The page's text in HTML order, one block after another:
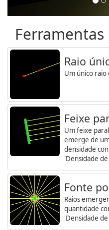
Ferramentas
Raio
Um único
Feixe
Um feixe
emerge de
densidade
'Densidade
Fonte
Raios
quantidade
'Densidade